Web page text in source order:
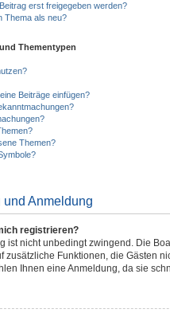
erst freigegeben werden?
Thema als neu?
Thementypen
Beiträge einfügen?
Themen?
und Anmeldung
registrieren?
ist nicht unbedingt zwingend. Die
zusätzliche Funktionen, die Gästen
Ihnen eine Anmeldung, da sie